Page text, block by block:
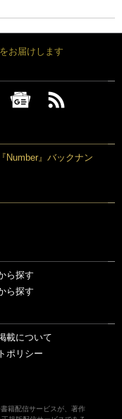
お届けします
Number』バックナン
ら探す
ら探す
載について
ポリシー
籍配信サービスが、著作